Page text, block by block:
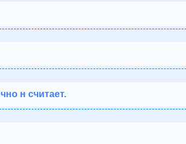
н считает.